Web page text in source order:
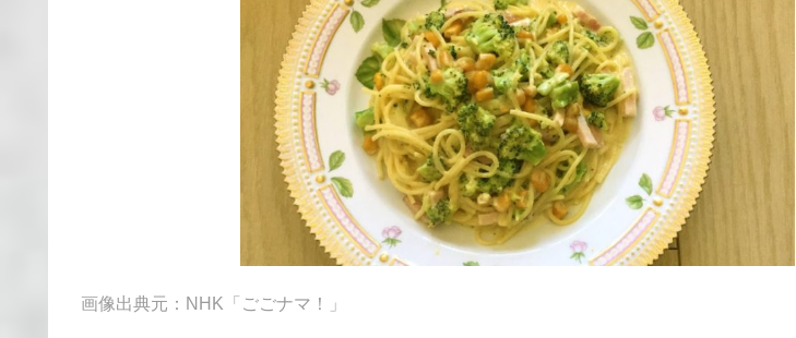
画像出典元：NHK「ごごナマ！」